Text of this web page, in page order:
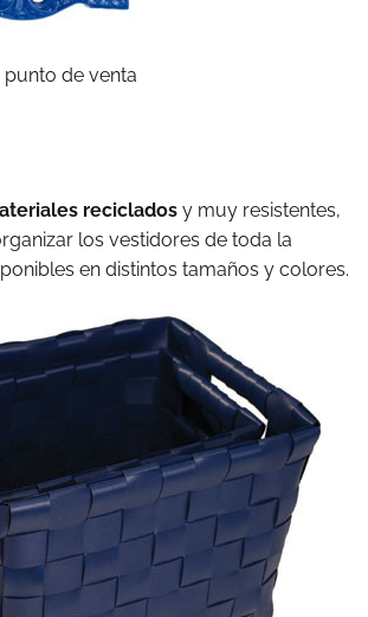
punto de venta
reciclados y muy resistentes,
los vestidores de toda la
en distintos tamaños y colores.